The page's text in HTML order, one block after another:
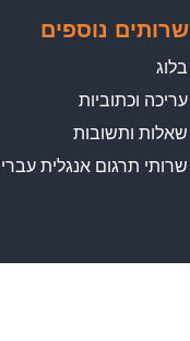
שרותים נוספים
בלוג
עריכה וכתוביות
שאלות ותשובות
שרותי תרגום אנגלית